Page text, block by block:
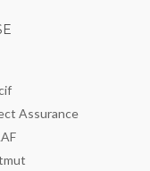
Assurance